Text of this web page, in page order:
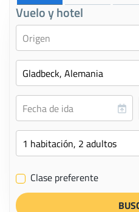
Vuelo y hotel
✔ Clase preferente